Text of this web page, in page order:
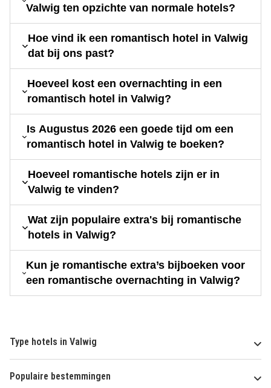
Valwig ten opzichte van normale hotels?
Hoe vind ik een romantisch hotel in Valwig
dat bij ons past?
Hoeveel kost een overnachting in een
romantisch hotel in Valwig?
Is Augustus 2026 een goede tijd om een
romantisch hotel in Valwig te boeken?
Hoeveel romantische hotels zijn er in
Valwig te vinden?
Wat zijn populaire extra's bij romantische
hotels in Valwig?
Kun je romantische extra’s bijboeken voor
een romantische overnachting in Valwig?
Type hotels in Valwig
Populaire bestemmingen